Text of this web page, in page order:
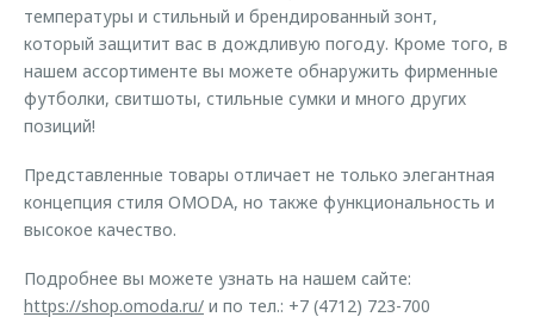
температуры и стильный и брендированный зонт,
который защитит вас в дождливую погоду. Кроме того, в
нашем ассортименте вы можете обнаружить фирменные
футболки, свитшоты, стильные сумки и много других
позиций!
Представленные товары отличает не только элегантная
концепция стиля OMODA, но также функциональность и
высокое качество.
Подробнее вы можете узнать на нашем сайте:
https://shop.omoda.ru/ и по тел.: +7 (4712) 723-700